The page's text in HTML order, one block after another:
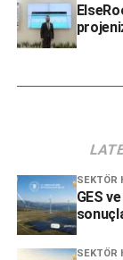
SEKTÖR
GES
SEKTÖR